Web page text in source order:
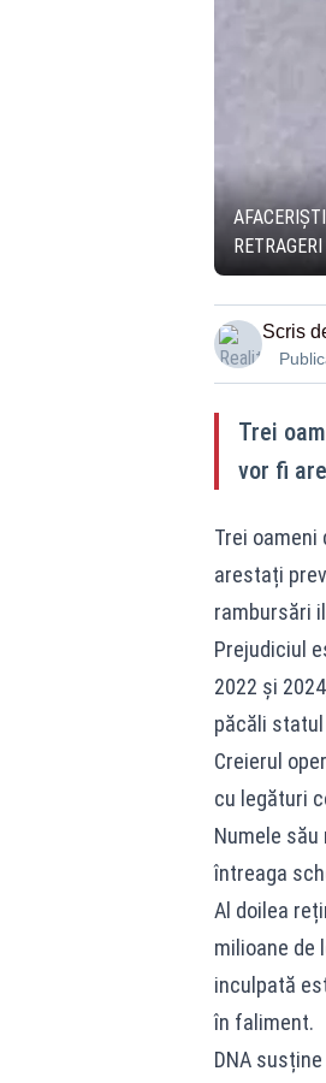
Scris
Trei
vor fi
Trei
arestați
rambursări
Prejudiciul
2022 și
păcăli
Creierul
cu legături
Numele
întreaga
Al doilea
milioane de
inculpată
în faliment.
DNA